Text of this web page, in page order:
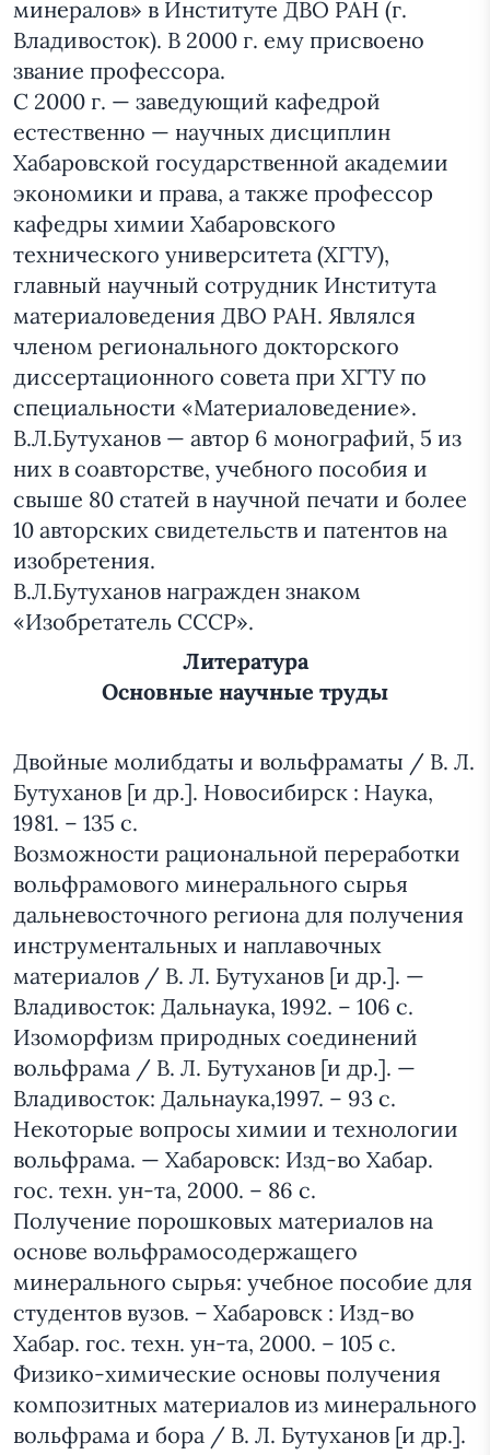
минералов» в Институте ДВО РАН (г.
Владивосток). В 2000 г. ему присвоено
звание профессора.
С 2000 г. — заведующий кафедрой
естественно — научных дисциплин
Хабаровской государственной академии
экономики и права, а также профессор
кафедры химии Хабаровского
технического университета (ХГТУ),
главный научный сотрудник Института
материаловедения ДВО РАН. Являлся
членом регионального докторского
диссертационного совета при ХГТУ по
специальности «Материаловедение».
В.Л.Бутуханов — автор 6 монографий, 5 из
них в соавторстве, учебного пособия и
свыше 80 статей в научной печати и более
10 авторских свидетельств и патентов на
изобретения.
В.Л.Бутуханов награжден знаком
«Изобретатель СССР».
Литература
Основные научные труды
Двойные молибдаты и вольфраматы / В. Л.
Бутуханов [и др.]. Новосибирск : Наука,
1981. – 135 с.
Возможности рациональной переработки
вольфрамового минерального сырья
дальневосточного региона для получения
инструментальных и наплавочных
материалов / В. Л. Бутуханов [и др.]. —
Владивосток: Дальнаука, 1992. – 106 с.
Изоморфизм природных соединений
вольфрама / В. Л. Бутуханов [и др.]. —
Владивосток: Дальнаука,1997. – 93 с.
Некоторые вопросы химии и технологии
вольфрама. — Хабаровск: Изд-во Хабар.
гос. техн. ун-та, 2000. – 86 с.
Получение порошковых материалов на
основе вольфрамосодержащего
минерального сырья: учебное пособие для
студентов вузов. – Хабаровск : Изд-во
Хабар. гос. техн. ун-та, 2000. – 105 с.
Физико-химические основы получения
композитных материалов из минерального
вольфрама и бора / В. Л. Бутуханов [и др.].